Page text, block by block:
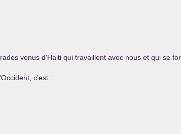
venus d’Haiti qui travaillent avec nous et qui se
c’est :